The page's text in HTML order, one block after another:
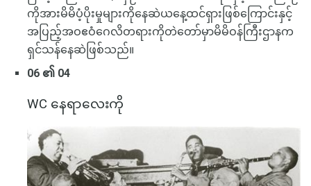
ကိုအားမိမိပံ့ပိုးမှုများကိုနေဆဲယနေ့ထင်ရှားဖြစ်ကြောင်းနှင့်
အပြည့်အဝဧဝံဂေလိတရားကိုတဲတော်မှာမိမိဝန်ကြီးဌာနက
ရှင်သန်နေဆဲဖြစ်သည်။
06 ၏ 04
WC နေရာလေးကို